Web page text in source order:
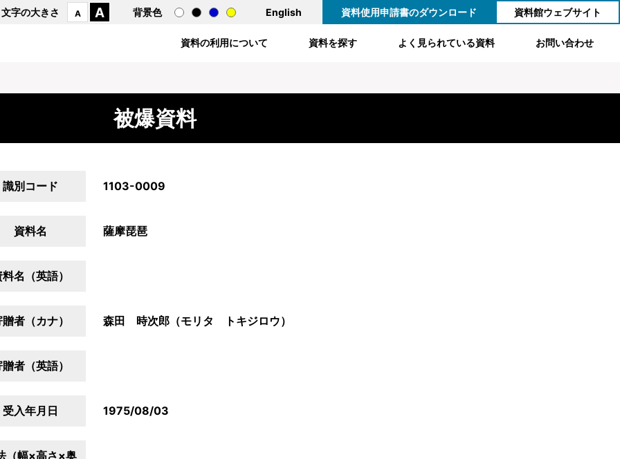
文字の大きさ A A 背景色 English 資料使用申請書のダウンロード 資料館ウェブサイト
資料の利用について 資料を探す よく見られている資料 お問い合わせ
被爆資料
識別コード 1103-0009
資料名 薩摩琵琶
名（英語）
者（カナ） 森田 時次郎（モリタ トキジロウ）
者（英語）
受入年月日 1975/08/03
（幅×高さ×奥